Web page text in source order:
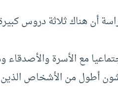
أن هناك ثلاثة دروس
مع الأسرة والأصدقاء
أطول من الأشخاص